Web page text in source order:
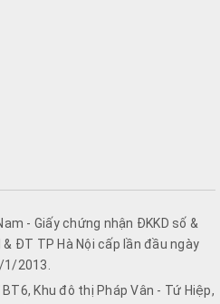
- Giấy chứng nhận ĐKKD số &
& ĐT TP Hà Nội cấp lần đầu ngày
1/2013.
Khu đô thị Pháp Vân - Tứ Hiệp,